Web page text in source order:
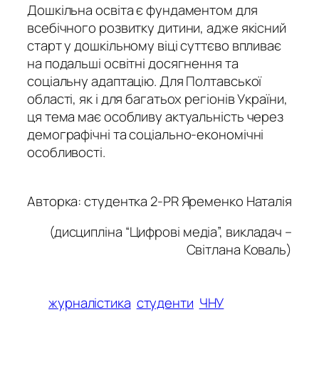
Дошкільна освіта є фундаментом для
всебічного розвитку дитини, адже якісний
старт у дошкільному віці суттєво впливає
на подальші освітні досягнення та
соціальну адаптацію. Для Полтавської
області, як і для багатьох регіонів України,
ця тема має особливу актуальність через
демографічні та соціально-економічні
особливості.
Авторка: студентка 2-PR Яременко Наталія
(дисципліна “Цифрові медіа”, викладач –
Світлана Коваль)
журналістика студенти ЧНУ